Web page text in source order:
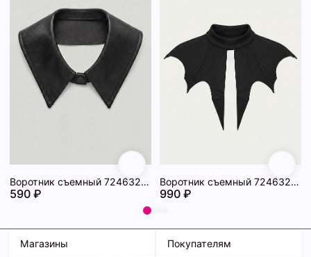
Воротник съемный 72463234\15
590 ₽
Воротник съемный 72463233\15
990 ₽
Магазины Покупателям